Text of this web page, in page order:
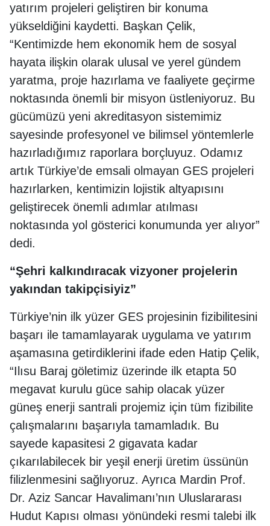
yatırım projeleri geliştiren bir konuma
yükseldiğini kaydetti. Başkan Çelik,
“Kentimizde hem ekonomik hem de sosyal
hayata ilişkin olarak ulusal ve yerel gündem
yaratma, proje hazırlama ve faaliyete geçirme
noktasında önemli bir misyon üstleniyoruz. Bu
gücümüzü yeni akreditasyon sistemimiz
sayesinde profesyonel ve bilimsel yöntemlerle
hazırladığımız raporlara borçluyuz. Odamız
artık Türkiye’de emsali olmayan GES projeleri
hazırlarken, kentimizin lojistik altyapısını
geliştirecek önemli adımlar atılması
noktasında yol gösterici konumunda yer alıyor”
dedi.
“Şehri kalkındıracak vizyoner projelerin
yakından takipçisiyiz”
Türkiye’nin ilk yüzer GES projesinin fizibilitesini
başarı ile tamamlayarak uygulama ve yatırım
aşamasına getirdiklerini ifade eden Hatip Çelik,
“Ilısu Baraj göletimiz üzerinde ilk etapta 50
megavat kurulu güce sahip olacak yüzer
güneş enerji santrali projemiz için tüm fizibilite
çalışmalarını başarıyla tamamladık. Bu
sayede kapasitesi 2 gigavata kadar
çıkarılabilecek bir yeşil enerji üretim üssünün
filizlenmesini sağlıyoruz. Ayrıca Mardin Prof.
Dr. Aziz Sancar Havalimanı’nın Uluslararası
Hudut Kapısı olması yönündeki resmi talebi ilk